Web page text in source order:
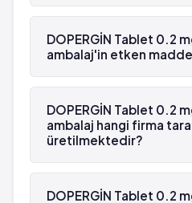
Evet, DOPERGİN Tablet
ambalaj beyaz reçetelidir.
DOPERGİN Tablet 0.2
ambalaj'in etken
DOPERGİN Tablet 0.2 mg
etken maddesi Lisurid 'dür.
DOPERGİN Tablet 0.2
ambalaj hangi firma
üretilmektedir?
DOPERGİN Tablet 0.2 mg
Bayer tarafından
DOPERGİN Tablet 0.2